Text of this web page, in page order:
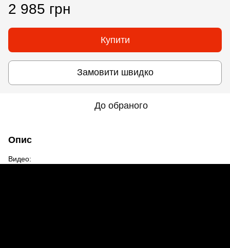
2 985 грн
Купити
Замовити швидко
До обраного
Опис
Видео: